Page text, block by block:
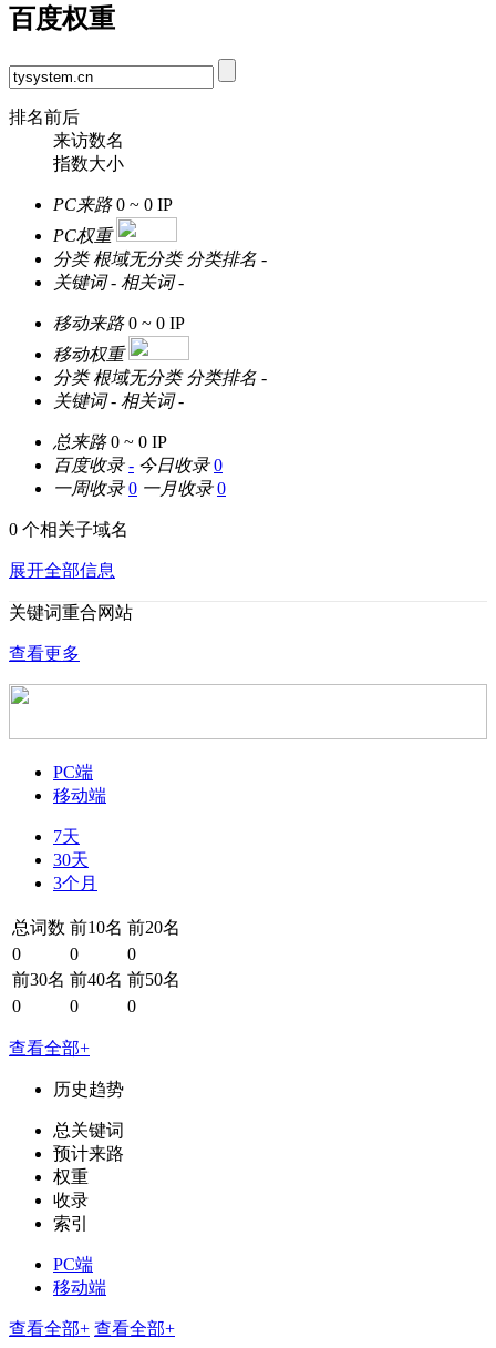
百度权重
排名前后
来访数名
指数大小
PC来路 0 ~ 0 IP
PC权重
分类 根域无分类 分类排名 -
关键词 - 相关词 -
移动来路 0 ~ 0 IP
移动权重
分类 根域无分类 分类排名 -
关键词 - 相关词 -
总来路 0 ~ 0 IP
百度收录 - 今日收录 0
一周收录 0 一月收录 0
0 个相关子域名
展开全部信息
关键词重合网站
查看更多
PC端
移动端
7天
30天
3个月
总词数 前10名 前20名
0
0
0
前30名 前40名 前50名
0
0 0
查看全部+
历史趋势
总关键词
预计来路
权重
收录
索引
PC端
移动端
查看全部+ 查看全部+